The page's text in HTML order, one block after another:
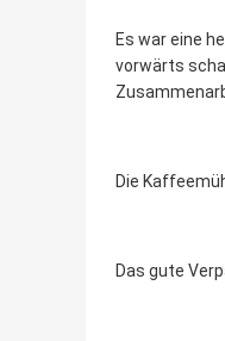
Es war eine
vorwärts
Die
Das gute